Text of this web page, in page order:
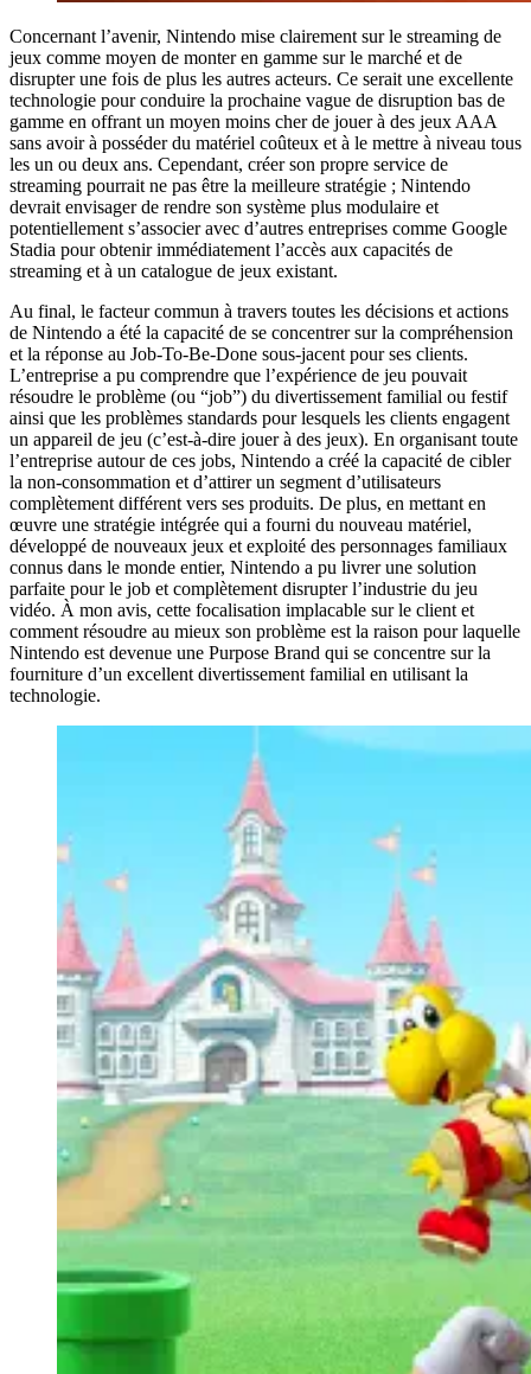
Concernant l’avenir, Nintendo mise clairement sur le streaming de
jeux comme moyen de monter en gamme sur le marché et de
disrupter une fois de plus les autres acteurs. Ce serait une excellente
technologie pour conduire la prochaine vague de disruption bas de
gamme en offrant un moyen moins cher de jouer à des jeux AAA
sans avoir à posséder du matériel coûteux et à le mettre à niveau tous
les un ou deux ans. Cependant, créer son propre service de
streaming pourrait ne pas être la meilleure stratégie ; Nintendo
devrait envisager de rendre son système plus modulaire et
potentiellement s’associer avec d’autres entreprises comme Google
Stadia pour obtenir immédiatement l’accès aux capacités de
streaming et à un catalogue de jeux existant.
Au final, le facteur commun à travers toutes les décisions et actions
de Nintendo a été la capacité de se concentrer sur la compréhension
et la réponse au Job-To-Be-Done sous-jacent pour ses clients.
L’entreprise a pu comprendre que l’expérience de jeu pouvait
résoudre le problème (ou “job”) du divertissement familial ou festif
ainsi que les problèmes standards pour lesquels les clients engagent
un appareil de jeu (c’est-à-dire jouer à des jeux). En organisant toute
l’entreprise autour de ces jobs, Nintendo a créé la capacité de cibler
la non-consommation et d’attirer un segment d’utilisateurs
complètement différent vers ses produits. De plus, en mettant en
œuvre une stratégie intégrée qui a fourni du nouveau matériel,
développé de nouveaux jeux et exploité des personnages familiaux
connus dans le monde entier, Nintendo a pu livrer une solution
parfaite pour le job et complètement disrupter l’industrie du jeu
vidéo. À mon avis, cette focalisation implacable sur le client et
comment résoudre au mieux son problème est la raison pour laquelle
Nintendo est devenue une Purpose Brand qui se concentre sur la
fourniture d’un excellent divertissement familial en utilisant la
technologie.